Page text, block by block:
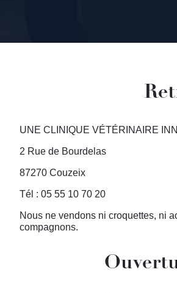
UNE CLINIQUE VÉTÉRINAIRE
2 Rue de Bourdelas
87270 Couzeix
Tél : 05 55 10 70 20
Nous ne vendons ni croquettes, ni
compagnons.